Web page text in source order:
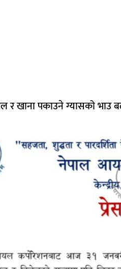
र खाना पकाउने ग्यासको भाउ